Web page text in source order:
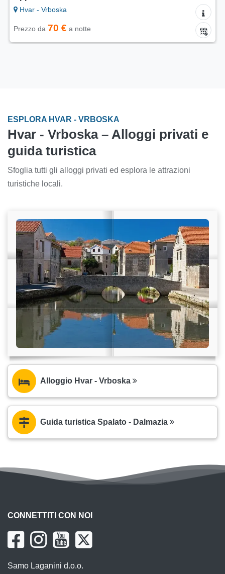
Hvar - Vrboska
Prezzo da 70 € a notte
ESPLORA HVAR - VRBOSKA
Hvar - Vrboska – Alloggi privati e
guida turistica
Sfoglia tutti gli alloggi privati ed esplora le attrazioni
turistiche locali.
Alloggio Hvar - Vrboska
Guida turistica Spalato - Dalmazia
CONNETTITI CON NOI
Samo Laganini d.o.o.